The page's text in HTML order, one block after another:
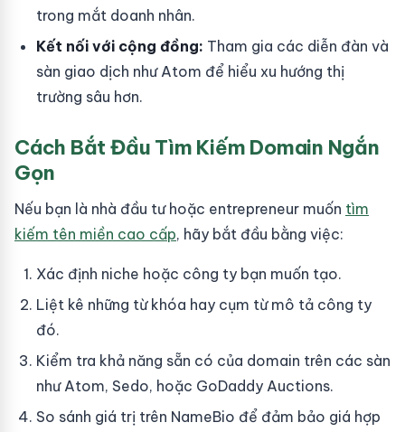
trong mắt doanh nhân.
Kết nối với cộng đồng: Tham gia các diễn đàn và
sàn giao dịch như Atom để hiểu xu hướng thị
trường sâu hơn.
Cách Bắt Đầu Tìm Kiếm Domain Ngắn
Gọn
Nếu bạn là nhà đầu tư hoặc entrepreneur muốn tìm
kiếm tên miền cao cấp, hãy bắt đầu bằng việc:
Xác định niche hoặc công ty bạn muốn tạo.
Liệt kê những từ khóa hay cụm từ mô tả công ty
đó.
Kiểm tra khả năng sẵn có của domain trên các sàn
như Atom, Sedo, hoặc GoDaddy Auctions.
So sánh giá trị trên NameBio để đảm bảo giá hợp